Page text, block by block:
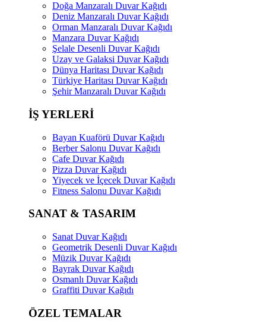
Doğa Manzaralı Duvar Kağıdı
Deniz Manzaralı Duvar Kağıdı
Orman Manzaralı Duvar Kağıdı
Manzara Duvar Kağıdı
Şelale Desenli Duvar Kağıdı
Uzay ve Galaksi Duvar Kağıdı
Dünya Haritası Duvar Kağıdı
Türkiye Haritası Duvar Kağıdı
Şehir Manzaralı Duvar Kağıdı
İŞ YERLERİ
Bayan Kuaförü Duvar Kağıdı
Berber Salonu Duvar Kağıdı
Cafe Duvar Kağıdı
Pizza Duvar Kağıdı
Yiyecek ve İçecek Duvar Kağıdı
Fitness Salonu Duvar Kağıdı
SANAT & TASARIM
Sanat Duvar Kağıdı
Geometrik Desenli Duvar Kağıdı
Müzik Duvar Kağıdı
Bayrak Duvar Kağıdı
Osmanlı Duvar Kağıdı
Graffiti Duvar Kağıdı
ÖZEL TEMALAR